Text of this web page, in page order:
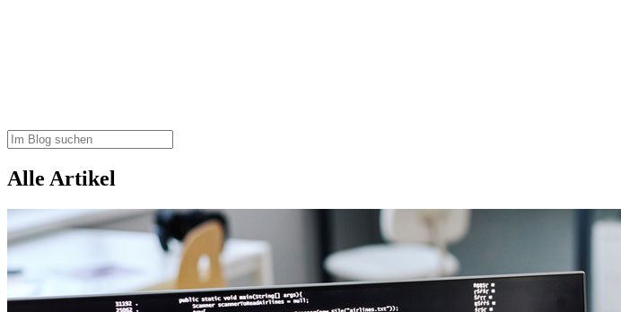
Alle Artikel